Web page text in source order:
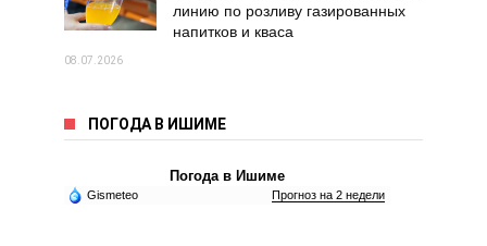
линию по розливу газированных
напитков и кваса
08.07.2026
ПОГОДА В ИШИМЕ
Погода в Ишиме
Gismeteo Прогноз на 2 недели